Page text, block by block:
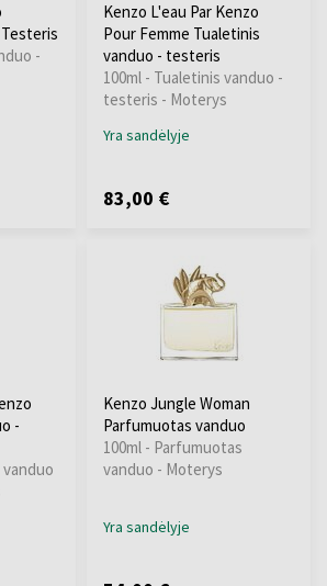
-
Kenzo L'eau Par Kenzo
Pour Femme Tualetinis
vanduo - testeris
100ml - Tualetinis vanduo -
testeris - Moterys
Yra sandėlyje
83,00 €
-
Kenzo Jungle Woman
Parfumuotas vanduo
100ml - Parfumuotas
vanduo - Moterys
Yra sandėlyje